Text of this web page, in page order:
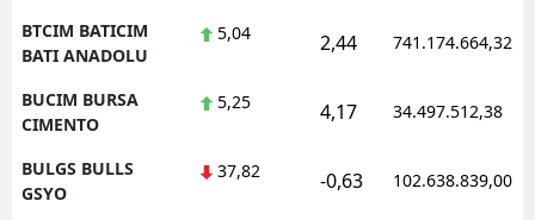
BTCIM BATICIM
BATI ANADOLU
5,04 2,44 741.174.664,32
BUCIM BURSA
CIMENTO
5,25 4,17 34.497.512,38
BULGS BULLS
GSYO
37,82 -0,63 102.638.839,00